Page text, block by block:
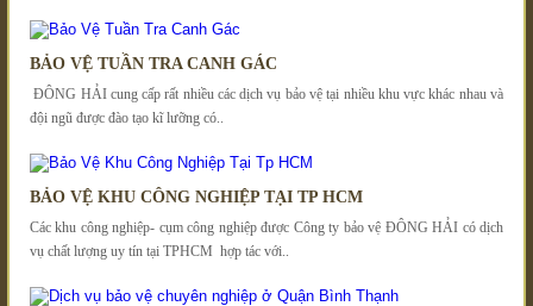
BẢO VỆ TUẦN TRA CANH GÁC
ĐÔNG HẢI cung cấp rất nhiều các dịch vụ bảo vệ tại nhiều khu vực khác nhau và
đội ngũ được đào tạo kĩ lưỡng có..
BẢO VỆ KHU CÔNG NGHIỆP TẠI TP HCM
Các khu công nghiệp- cụm công nghiệp được Công ty bảo vệ ĐÔNG HẢI có dịch
vụ chất lượng uy tín tại TPHCM hợp tác với..